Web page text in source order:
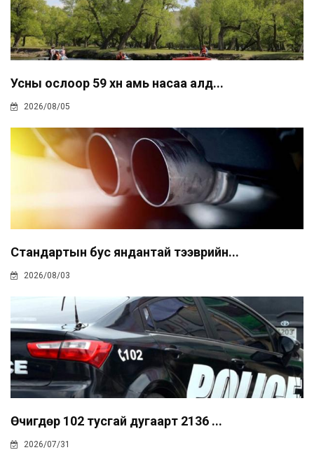
Усны ослоор 59 хүн амь насаа алд...
2026/08/05
Стандартын бус яндантай тээврийн...
2026/08/03
Өчигдөр 102 тусгай дугаарт 2136 ...
2026/07/31